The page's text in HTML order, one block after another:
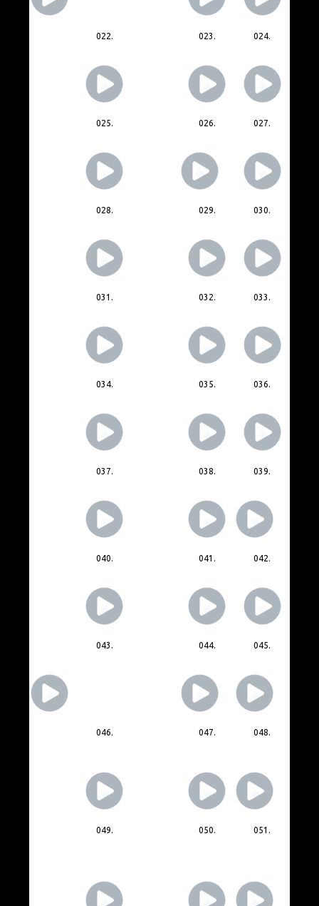
022. 023. 024.
025. 026. 027.
028. 029. 030.
031. 032. 033.
034. 035. 036.
037. 038. 039.
040. 041. 042.
043. 044. 045.
046. 047. 048.
049. 050. 051.